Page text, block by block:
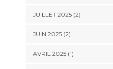
JUILLET 2025(2)
JUIN 2025(2)
AVRIL 2025(1)